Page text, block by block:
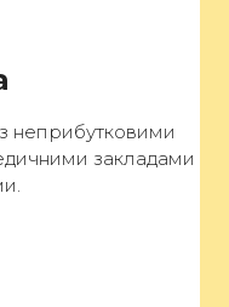
неприбутковими
закладами